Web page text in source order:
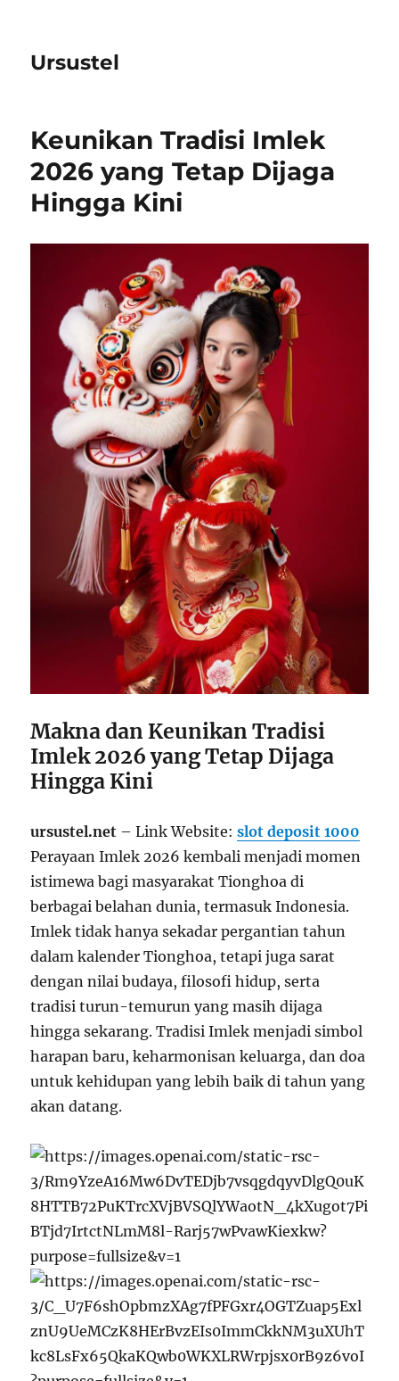
Ursustel
Keunikan Tradisi Imlek
2026 yang Tetap Dijaga
Hingga Kini
Makna dan Keunikan Tradisi
Imlek 2026 yang Tetap Dijaga
Hingga Kini
ursustel.net – Link Website:slot deposit 1000
Perayaan Imlek 2026 kembali menjadi momen
istimewa bagi masyarakat Tionghoa di
berbagai belahan dunia, termasuk Indonesia.
Imlek tidak hanya sekadar pergantian tahun
dalam kalender Tionghoa, tetapi juga sarat
dengan nilai budaya, filosofi hidup, serta
tradisi turun-temurun yang masih dijaga
hingga sekarang. Tradisi Imlek menjadi simbol
harapan baru, keharmonisan keluarga, dan doa
untuk kehidupan yang lebih baik di tahun yang
akan datang.